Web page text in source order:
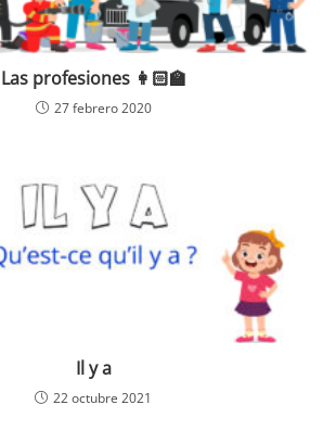
Las profesiones 👩🏻‍🏫
27 febrero 2020
Il y a
22 octubre 2021